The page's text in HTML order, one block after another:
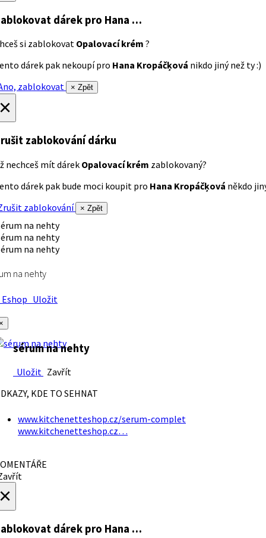
dárek pro Hana …
si zablokovat Opalovací krém ?
dárek pak nekoupí pro Hana Kropáčķová nikdo jiný než ty :)
zablokovat
× Zpět
zablokování dárku
nechceš mít dárek Opalovací krém zablokovaný?
dárek pak bude moci koupit pro Hana Kropáčķová někdo
zablokování
× Zpět
na nehty
Uložit
sérum na nehty
Uložit Zavřít
KDE TO SEHNAT
www.kitchenetteshop.cz/serum-complet
www.kitchenetteshop.cz…
dárek pro Hana …